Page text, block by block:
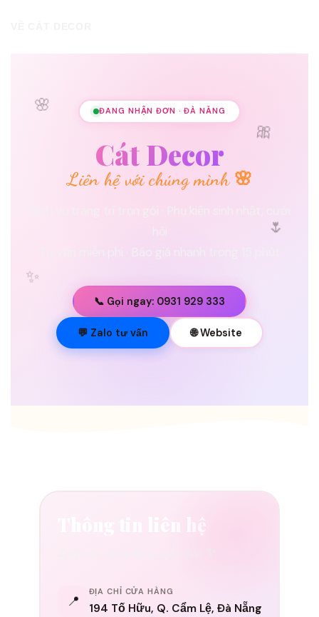
🌸
🎀
✨
🌷
💐
ĐANG NHẬN ĐƠN · ĐÀ NẴNG
Cát Decor
Liên hệ với chúng mình 🌸
📞 Gọi ngay: 0931 929 333
💬 Zalo tư vấn 🌐 Website
Thông tin liên hệ
📍
ĐỊA CHỈ CỬA HÀNG
194 Tố Hữu, Q. Cẩm Lệ, Đà Nẵng